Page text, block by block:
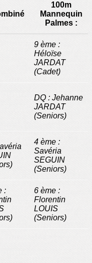
100m
Mannequin
Palmes :
9 ème :
Héloïse
JARDAT
(Cadet)
DQ : Jehanne
JARDAT
(Seniors)
4 ème :
Savéria
SEGUIN
(Seniors)
:
6 ème :
Florentin
LOUIS
(Seniors)